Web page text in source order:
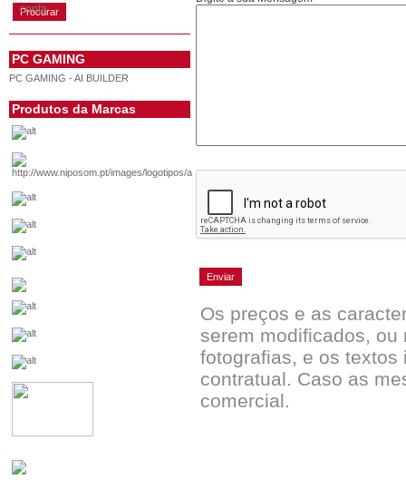
conta
PC GAMING
PC GAMING - AI BUILDER
Produtos da Marcas
Os preços e as
serem modificados, ou
fotografias, e os
contratual. Caso as
comercial.